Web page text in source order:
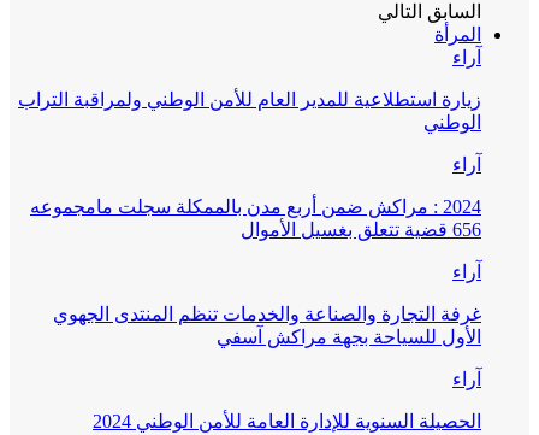
السابق التالي
المرأة
آراء
زيارة استطلاعية للمدير العام للأمن الوطني ولمراقبة التراب
الوطني
آراء
2024 : مراكش ضمن أربع مدن بالممكلة سجلت مامجموعه
656 قضية تتعلق بغسيل الأموال
آراء
غرفة التجارة والصناعة والخدمات تنظم المنتدى الجهوي
الأول للسياحة بجهة مراكش آسفي
آراء
الحصيلة السنوية للإدارة العامة للأمن الوطني 2024